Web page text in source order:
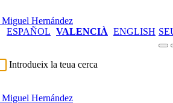
ESPAÑOL VALENCIÀ ENGLISH
Introdueix la teua cerca